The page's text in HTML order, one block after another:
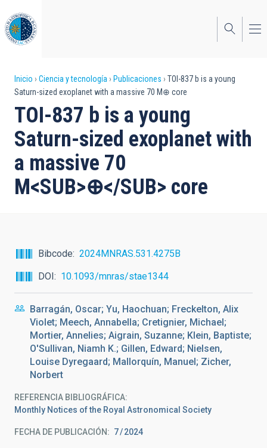
al
contenido
principal
Sobrescribir
enlaces
de
ayuda
a
la
Inicio Ciencia y tecnología Publicaciones
TOI-837 b is a young
Saturn-sized exoplanet with a massive 70 M⊕ core
TOI-837 b is a young
Saturn-sized exoplanet with
a massive 70
M<SUB>⊕</SUB> core
Bibcode
2024MNRAS.531.4275B
DOI
10.1093/mnras/stae1344
Barragán, Oscar; Yu, Haochuan; Freckelton, Alix
Violet; Meech, Annabella; Cretignier, Michael;
Mortier, Annelies; Aigrain, Suzanne; Klein, Baptiste;
O'Sullivan, Niamh K.; Gillen, Edward; Nielsen,
Louise Dyregaard; Mallorquín, Manuel; Zicher,
Norbert
REFERENCIA BIBLIOGRÁFICA
Monthly Notices of the Royal Astronomical Society
FECHA DE PUBLICACIÓN: 7 2024